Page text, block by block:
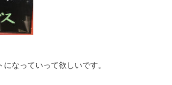
なっていって欲しいです。